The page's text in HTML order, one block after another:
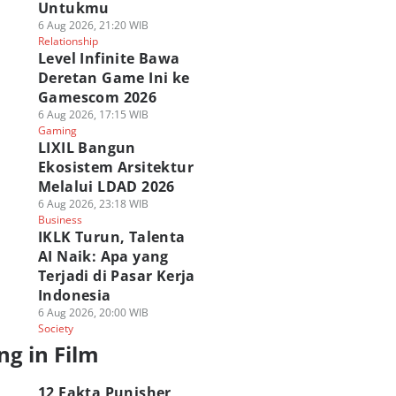
Untukmu
6 Aug 2026, 21:20 WIB
Relationship
Level Infinite Bawa
Deretan Game Ini ke
Gamescom 2026
6 Aug 2026, 17:15 WIB
Gaming
LIXIL Bangun
Ekosistem Arsitektur
Melalui LDAD 2026
6 Aug 2026, 23:18 WIB
Business
IKLK Turun, Talenta
AI Naik: Apa yang
Terjadi di Pasar Kerja
Indonesia
6 Aug 2026, 20:00 WIB
Society
in Film